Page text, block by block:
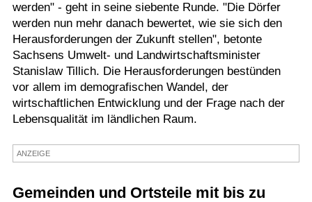
Verkehr
Gesundheit
Kultur
Sport
werden" - geht in seine siebente Runde. "Die Dörfer
werden nun mehr danach bewertet, wie sie sich den
Herausforderungen der Zukunft stellen", betonte
Sachsens Umwelt- und Landwirtschaftsminister
Stanislaw Tillich. Die Herausforderungen bestünden
vor allem im demografischen Wandel, der
wirtschaftlichen Entwicklung und der Frage nach der
Lebensqualität im ländlichen Raum.
ANZEIGE
Gemeinden und Ortsteile mit bis zu